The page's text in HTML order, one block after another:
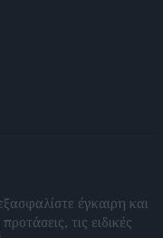
έγκαιρη και
τις ειδικές